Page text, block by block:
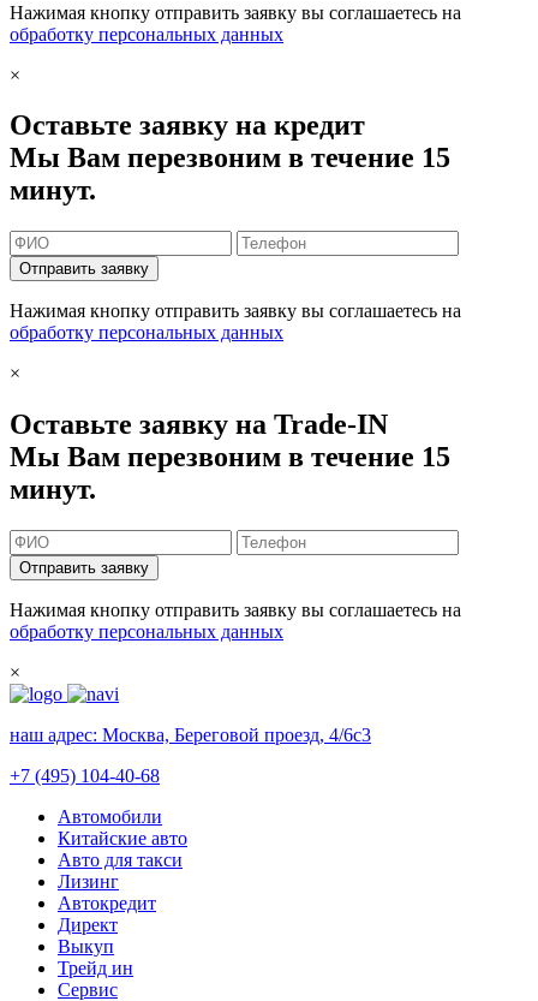
Нажимая кнопку отправить заявку вы соглашаетесь на
обработку персональных данных
×
Оставьте заявку на кредит
Мы Вам перезвоним в течение 15
минут.
Отправить заявку
Нажимая кнопку отправить заявку вы соглашаетесь на
обработку персональных данных
×
Оставьте заявку на Trade-IN
Мы Вам перезвоним в течение 15
минут.
Отправить заявку
Нажимая кнопку отправить заявку вы соглашаетесь на
обработку персональных данных
×
наш адрес: Москва, Береговой проезд, 4/6с3
+7 (495) 104-40-68
Автомобили
Китайские авто
Авто для такси
Лизинг
Автокредит
Директ
Выкуп
Трейд ин
Сервис